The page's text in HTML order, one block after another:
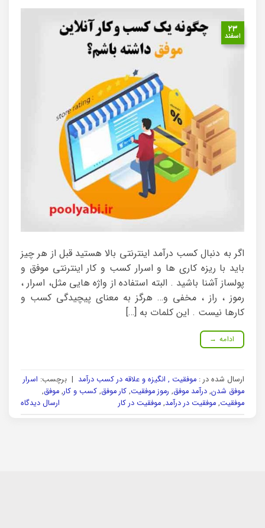
۲۳
اسفند
اگر به دنبال کسب درآمد اینترنتی بالا هستید قبل از هر چیز
باید با ریزه کاری ها و اسرار کسب و کار اینترنتی موفق و
پولساز آشنا باشید . البته استفاده از واژه هایی مثل، اسرار ،
رموز ، راز ، مخفی و… هرگز به معنای پیچیدگی کسب و
کارها نیست . این کلمات به […]
ادامه →
ارسال شده در : موفقیت , انگیزه و علاقه در کسب درآمد | برچسب: اسرار
موفق شدن, درآمد موفق, رموز موفقیت, کار موفق, کسب و کار, موفق,
موفقیت, موفقیت در درآمد, موفقیت در کار ارسال دیدگاه